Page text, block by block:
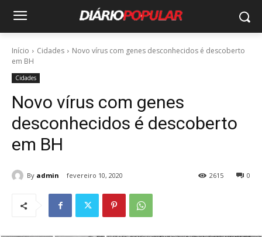
Início Cidades
Novo vírus com genes desconhecidos é descoberto
em BH
Cidades
Novo vírus com genes
desconhecidos é descoberto
em BH
By admin fevereiro 10, 2020 0
2615